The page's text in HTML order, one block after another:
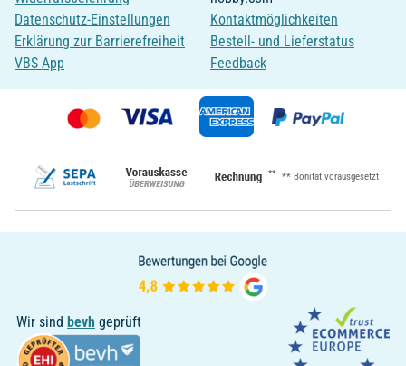
Datenschutz-Einstellungen
Erklärung zur Barrierefreiheit
VBS App
Kontaktmöglichkeiten
Bestell- und Lieferstatus
Feedback
** ** Bonität vorausgesetzt
Wir sind bevh geprüft